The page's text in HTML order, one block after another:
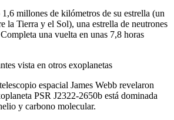
millones de kilómetros de su estrella (un
la Tierra y el Sol), una estrella de neutrones
una vuelta en unas 7,8 horas
vista en otros exoplanetas
espacial James Webb revelaron
PSR J2322-2650b está dominada
y carbono molecular.